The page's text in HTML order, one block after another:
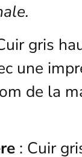
gris
une
de la
: Cuir